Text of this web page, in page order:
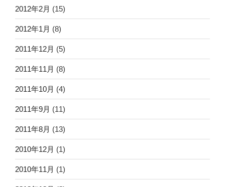
2012年2月 (15)
2012年1月 (8)
2011年12月 (5)
2011年11月 (8)
2011年10月 (4)
2011年9月 (11)
2011年8月 (13)
2010年12月 (1)
2010年11月 (1)